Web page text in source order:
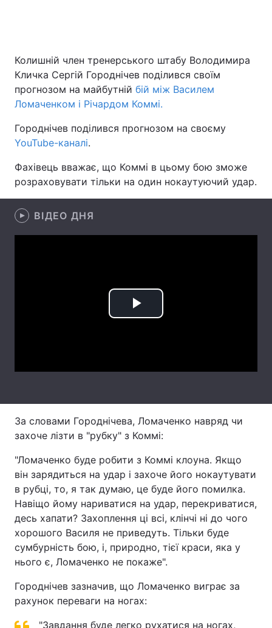
Головна Війна
Україна Політика
Економіка Світ
Техно і зв'язок Лайт
Зброя
Здоров'я Туризм
Регіони
Архів Вакансії
Контакти
Послуги
Тема оформлення
Колишній член тренерського штабу Володимира
Кличка Сергій Городнічев поділився своїм
прогнозом на майбутній бій між Василем
Ломаченком і Річардом Коммі.
Городнічев поділився прогнозом на своєму
YouTube-каналі.
Фахівець вважає, що Коммі в цьому бою зможе
розраховувати тільки на один нокаутуючий удар.
ВІДЕО ДНЯ
Play
За словами Городнічева, Ломаченко навряд чи
захоче лізти в "рубку" з Коммі:
"Ломаченко буде робити з Коммі клоуна. Якщо
він зарядиться на удар і захоче його нокаутувати
в рубці, то, я так думаю, це буде його помилка.
Навіщо йому нариватися на удар, перекриватися,
десь хапати? Захоплення ці всі, клінчі ні до чого
хорошого Василя не приведуть. Тільки буде
сумбурність бою, і, природно, тієї краси, яка у
нього є, Ломаченко не покаже".
Городнічев зазначив, що Ломаченко виграє за
рахунок переваги на ногах:
"Завдання буде легко рухатися на ногах,